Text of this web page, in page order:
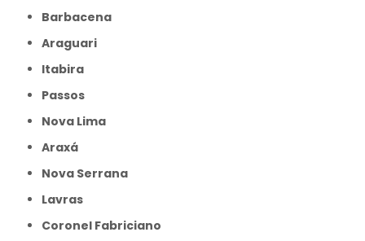
Barbacena
Araguari
Itabira
Passos
Nova Lima
Araxá
Nova Serrana
Lavras
Coronel Fabriciano